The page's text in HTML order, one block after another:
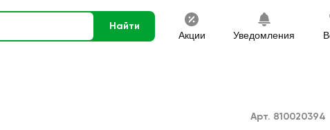
Найти
Акции Уведомления
Арт. 810020394